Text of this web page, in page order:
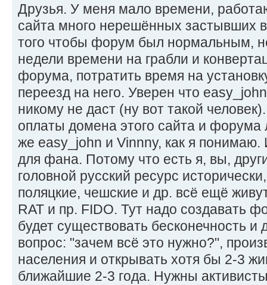
Друзья. У меня мало времени,
сайта много нерешённых застывших
того чтобы форум был нормальным,
недели времени на грабли и
форума, потратить время на
переезд на него. Уверен что
никому не даст (ну вот такой
оплаты домена этого сайта и форума
же easy_john и Vinnny, как я понимаю.
для фана. Потому что есть я, вы,
головной русский ресурс
поляцкие, чешские и др. всё ещё
RAT и пр. FIDO. Тут надо создавать
будет существовать бесконечность и
вопрос: "зачем всё это нужно?",
населения и открывать хотя бы 2-3
ближайшие 2-3 года. Нужны